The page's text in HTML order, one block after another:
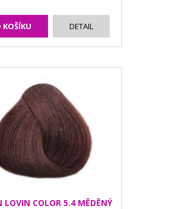
KOŠÍKU DETAIL
LOVIN COLOR 5.4 MĚDĚNÝ